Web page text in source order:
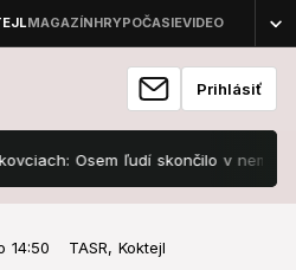
Prihlásiť
Osem ľudí skončilo v nemocnici,
14:50 TASR, Koktejl
o 14:50